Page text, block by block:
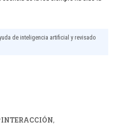
de inteligencia artificial y revisado
INTERACCIÓN